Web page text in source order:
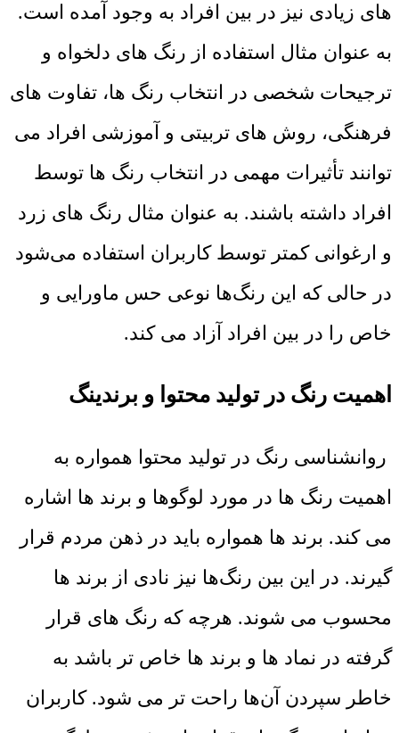
های زیادی نیز در بین افراد به وجود آمده است.
به عنوان مثال استفاده از رنگ های دلخواه و
ترجیحات شخصی در انتخاب رنگ ها، تفاوت های
فرهنگی، روش های تربیتی و آموزشی افراد می
توانند تأثیرات مهمی در انتخاب رنگ ها توسط
افراد داشته باشند. به عنوان مثال رنگ های زرد
و ارغوانی کمتر توسط کاربران استفاده می‌شود
در حالی که این رنگ‌ها نوعی حس ماورایی و
خاص را در بین افراد آزاد می کند.
اهمیت رنگ در تولید محتوا و برندینگ
روانشناسی رنگ در تولید محتوا همواره به
اهمیت رنگ ها در مورد لوگوها و برند ها اشاره
می کند. برند ها همواره باید در ذهن مردم قرار
گیرند. در این بین رنگ‌ها نیز نادی از برند ها
محسوب می شوند. هرچه که رنگ های قرار
گرفته در نماد ها و برند ها خاص تر باشد به
خاطر سپردن آن‌ها راحت تر می شود. کاربران